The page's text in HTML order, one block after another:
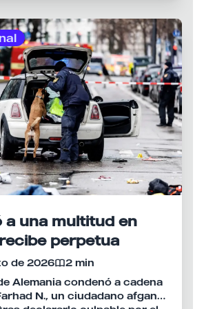
a una multitud en
perpetua
de 2026
2 min
Alemania condenó a cadena
N., un ciudadano afgano